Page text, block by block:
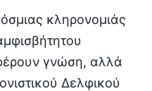
κληρονομιάς
γνώση, αλλά
Δελφικού